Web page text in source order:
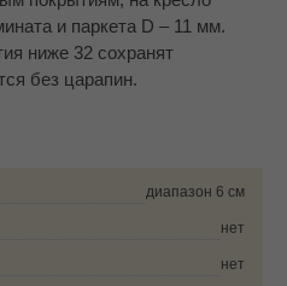
и паркета D – 11 мм.
ниже 32 сохранят
без царапин.
диапазон 6 см
нет
нет